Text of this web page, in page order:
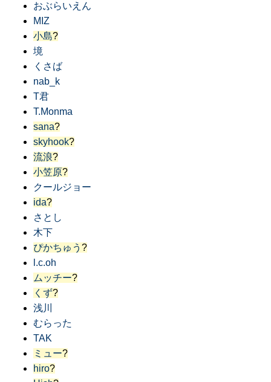
おぶらいえん
MIZ
小島?
境
くさば
nab_k
T君
T.Monma
sana?
skyhook?
流浪?
小笠原?
クールジョー
ida?
さとし
木下
ぴかちゅう ?
l.c.oh
ムッチー?
くず?
浅川
むらった
TAK
ミュー?
hiro?